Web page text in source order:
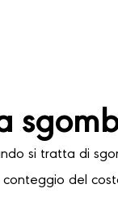
si tratta di
conteggio del